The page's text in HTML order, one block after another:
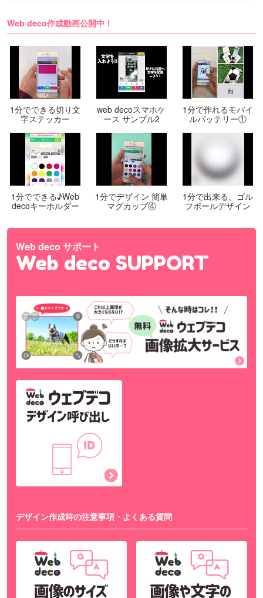
Web deco作成動画公開中！
1分でできる切り文
字ステッカー
web decoスマホケ
ース サンプル2
1分で作れるモバイ
ルバッテリー①
1分でできる♪Web
decoキーホルダー
1分でデザイン 簡単
マグカップ④
1分で出来る、ゴル
フボールデザイン
Web deco サポート
Web deco SUPPORT
デザイン作成時の注意事項・よくある質問